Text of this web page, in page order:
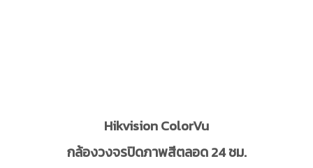
Hikvision ColorVu
กล้องวงจรปิดภาพสีตลอด 24 ชม.